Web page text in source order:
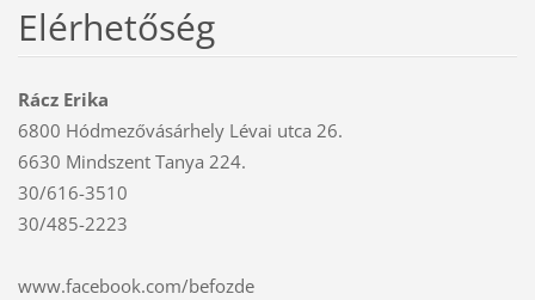
Elérhetőség
Rácz Erika
6800 Hódmezővásárhely Lévai utca 26.
6630 Mindszent Tanya 224.
30/616-3510
30/485-2223
www.facebook.com/befozde